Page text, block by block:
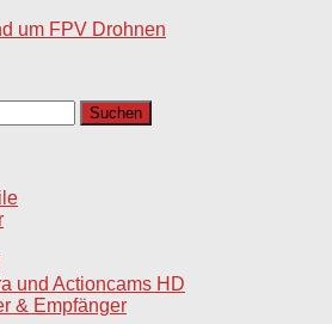
und Actioncams HD
& Empfänger